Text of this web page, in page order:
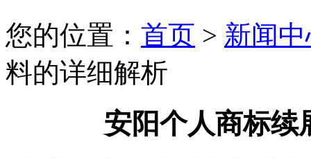
您的位置： 首页 > 新闻
料的详细解析
安阳个人商标续